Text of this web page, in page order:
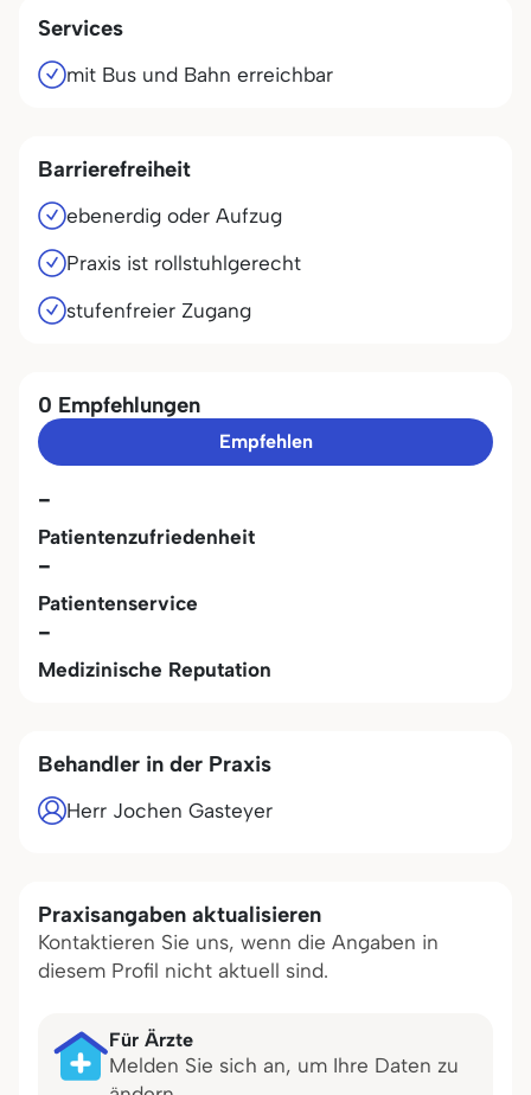
Services
mit Bus und Bahn erreichbar
Barrierefreiheit
ebenerdig oder Aufzug
Praxis ist rollstuhlgerecht
stufenfreier Zugang
0 Empfehlungen
Empfehlen
-
Patientenzufriedenheit
-
Patientenservice
-
Medizinische Reputation
Behandler in der Praxis
Herr Jochen Gasteyer
Praxisangaben aktualisieren
Kontaktieren Sie uns, wenn die Angaben in
diesem Profil nicht aktuell sind.
Für Ärzte
Melden Sie sich an, um Ihre Daten zu